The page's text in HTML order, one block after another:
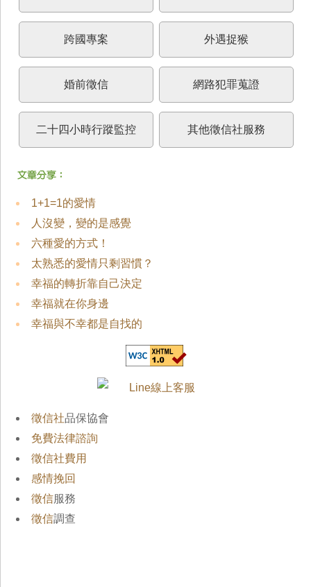
跨國專案 外遇捉猴
婚前徵信 網路犯罪蒐證
二十四小時行蹤監控 其他徵信社服務
1+1=1的愛情
人沒變，變的是感覺
六種愛的方式！
太熟悉的愛情只剩習慣？
幸福的轉折靠自己決定
幸福就在你身邊
幸福與不幸都是自找的
徵信社品保協會
免費法律諮詢
徵信社費用
感情挽回
徵信服務
徵信調查